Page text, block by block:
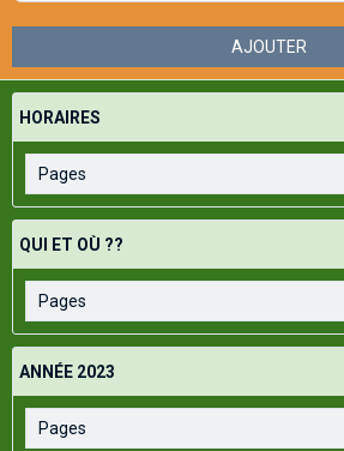
AJOUTER
HORAIRES
QUI ET OÙ ??
ANNÉE 2023